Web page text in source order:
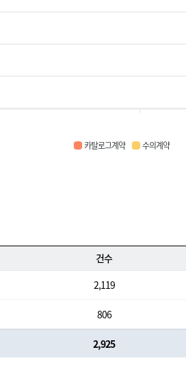
카탈로그계약 수의계약
건수
2,119
806
2,925